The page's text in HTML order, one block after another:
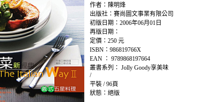
作者：陳明烽
出版社：賽尚圖文事業有限公司
初版日期：2006年06月01日
再版日期：
定價：250 元
ISBN：986819766X
EAN ： 9789868197664
叢書系列： Jolly Goody享美味
/
平裝 / 96頁
狀態：絕版